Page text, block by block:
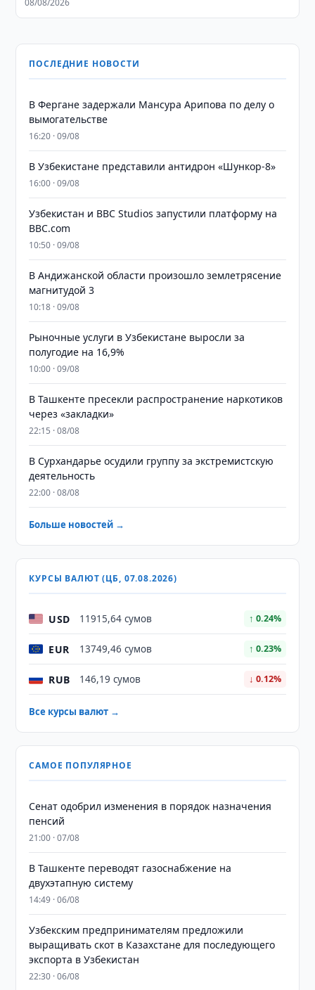
08/08/2026
ПОСЛЕДНИЕ НОВОСТИ
В Фергане задержали Мансура Арипова по делу о
вымогательстве
16:20 · 09/08
В Узбекистане представили антидрон «Шункор-8»
16:00 · 09/08
Узбекистан и BBC Studios запустили платформу на
BBC.com
10:50 · 09/08
В Андижанской области произошло землетрясение
магнитудой 3
10:18 · 09/08
Рыночные услуги в Узбекистане выросли за
полугодие на 16,9%
10:00 · 09/08
В Ташкенте пресекли распространение наркотиков
через «закладки»
22:15 · 08/08
В Сурхандарье осудили группу за экстремистскую
деятельность
22:00 · 08/08
Больше новостей →
КУРСЫ ВАЛЮТ (ЦБ, 07.08.2026)
USD 11915,64 сумов ↑ 0.24%
EUR 13749,46 сумов ↑ 0.23%
RUB 146,19 сумов ↓ 0.12%
Все курсы валют →
САМОЕ ПОПУЛЯРНОЕ
Сенат одобрил изменения в порядок назначения
пенсий
21:00 · 07/08
В Ташкенте переводят газоснабжение на
двухэтапную систему
14:49 · 06/08
Узбекским предпринимателям предложили
выращивать скот в Казахстане для последующего
экспорта в Узбекистан
22:30 · 06/08